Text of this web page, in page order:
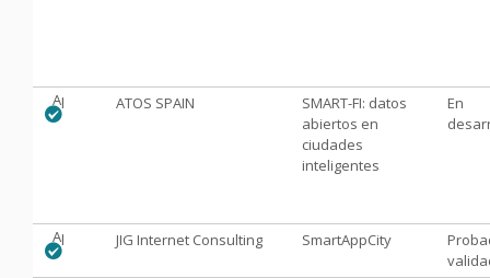
AprobadoATOS SPAIN
SMART-FI: datos
abiertos en
ciudades
inteligentes
En
AprobadoJIG Internet Consulting SmartAppCity